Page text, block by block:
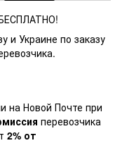
и Украине по заказу
на Новой Почте при
перевозчика
2% от